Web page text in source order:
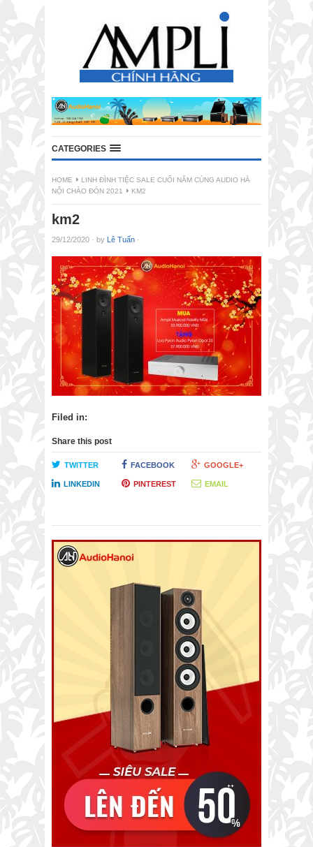
CATEGORIES
HOME
LINH ĐÌNH TIỆC SALE CUỐI NĂM CÙNG AUDIO HÀ
NỘI CHÀO ĐÓN 2021
KM2
km2
29/12/2020 · by Lê Tuấn ·
Filed in:
Share this post
TWITTER FACEBOOK GOOGLE+
LINKEDIN PINTEREST EMAIL